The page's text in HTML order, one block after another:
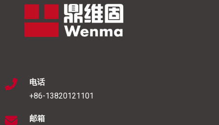
电话
+86-13820121101
邮箱